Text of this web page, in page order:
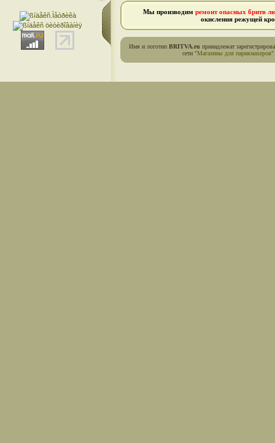
Мы производим ремонт опасных бритв
окисления режущей
Имя и логотип BRITVA.ru принадлежат
сети "Магазины для парикмахеров"